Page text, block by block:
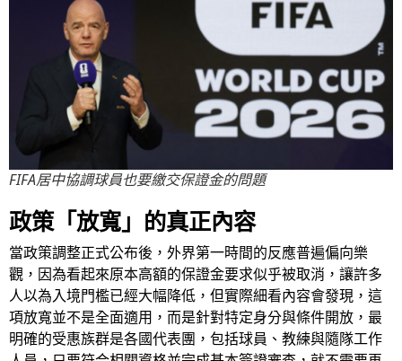
FIFA居中協調球員也要繳交保證金的問題
政策「放寬」的真正內容
當政策調整正式公布後，外界第一時間的反應普遍偏向樂
觀，因為看起來原本高額的保證金要求似乎被取消，讓許多
人以為入境門檻已經大幅降低，但實際細看內容會發現，這
項放寬並不是全面適用，而是針對特定身分與條件開放，最
明確的受惠族群是各國代表團，包括球員、教練與隨隊工作